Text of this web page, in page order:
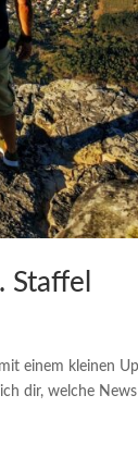
Staffel
einem kleinen
dir, welche